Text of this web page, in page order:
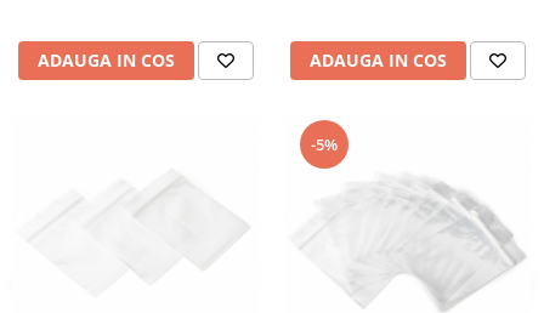
ADAUGA IN COS ADAUGA IN COS
-5%